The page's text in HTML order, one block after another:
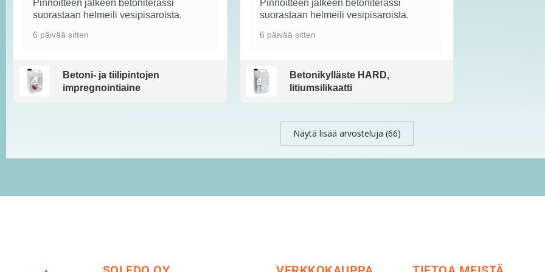
Pinnoitteen jälkeen betoniterassi
suorastaan helmeili vesipisaroista.
6 päivää sitten
Betoni- ja tiilipintojen
impregnointiaine
Pinnoitteen jälkeen betoniterassi
suorastaan helmeili vesipisaroista.
6 päivää sitten
Betonikylläste HARD,
litiumsilikaatti
Näytä lisää arvosteluja (66)